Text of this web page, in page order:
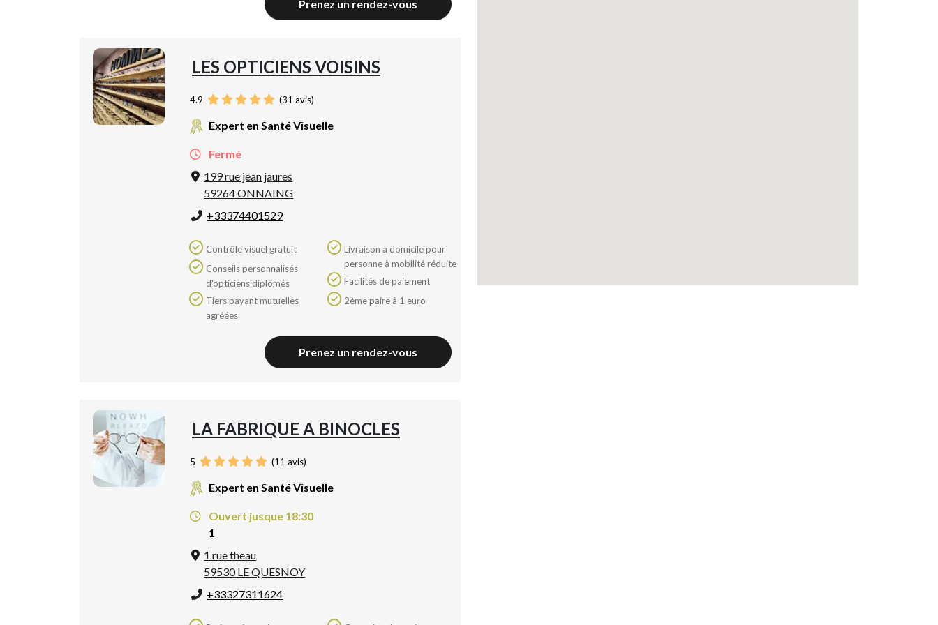
Prenez un rendez-vous
LES OPTICIENS VOISINS
4.9 (31 avis)
Expert en Santé Visuelle
Fermé
199 rue jean jaures
59264 ONNAING
+33374401529
Contrôle visuel gratuit
d'opticiens diplômés
agréées
personne à mobilité réduite
Facilités de paiement
2ème paire à 1 euro
Prenez un rendez-vous
LA FABRIQUE A BINOCLES
5 (11 avis)
Expert en Santé Visuelle
Ouvert jusque 18:30
1
1 rue theau
59530 LE QUESNOY
+33327311624